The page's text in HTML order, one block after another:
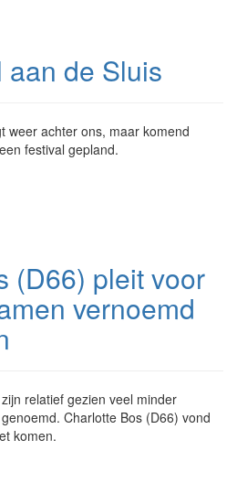
de Sluis
weer achter ons, maar komend
festival gepland.
(D66) pleit voor
vernoemd
relatief gezien veel minder
Charlotte Bos (D66) vond
komen.